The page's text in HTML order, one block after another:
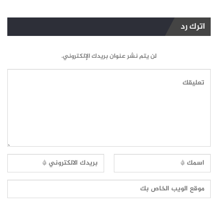
اترك رد
لن يتم نشر عنوان بريدك الإلكتروني.